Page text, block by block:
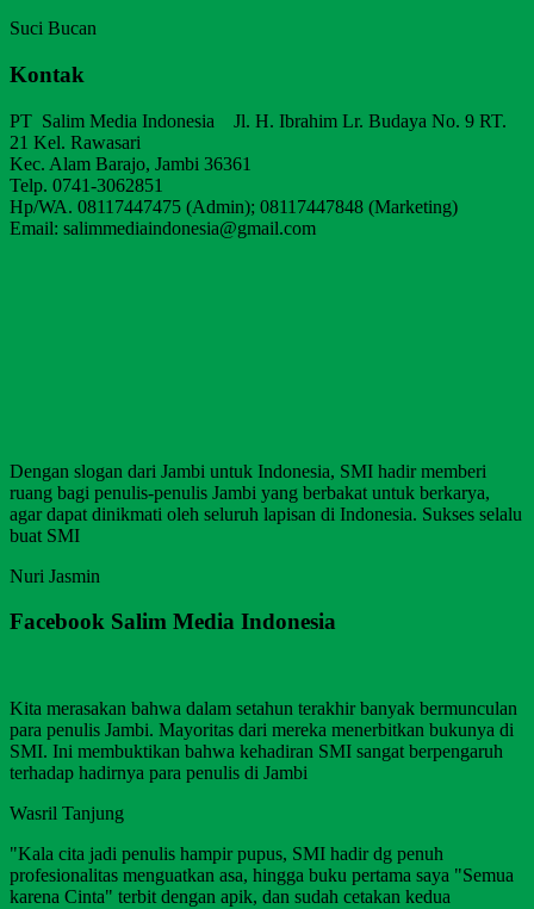
Suci Bucan
Kontak
PT Salim Media Indonesia Jl. H. Ibrahim Lr. Budaya No. 9 RT.
21 Kel. Rawasari
Kec. Alam Barajo, Jambi 36361
Telp. 0741-3062851
Hp/WA. 08117447475 (Admin); 08117447848 (Marketing)
Email: salimmediaindonesia@gmail.com
Dengan slogan dari Jambi untuk Indonesia, SMI hadir memberi
ruang bagi penulis-penulis Jambi yang berbakat untuk berkarya,
agar dapat dinikmati oleh seluruh lapisan di Indonesia. Sukses selalu
buat SMI
Nuri Jasmin
Facebook Salim Media Indonesia
Kita merasakan bahwa dalam setahun terakhir banyak bermunculan
para penulis Jambi. Mayoritas dari mereka menerbitkan bukunya di
SMI. Ini membuktikan bahwa kehadiran SMI sangat berpengaruh
terhadap hadirnya para penulis di Jambi
Wasril Tanjung
"Kala cita jadi penulis hampir pupus, SMI hadir dg penuh
profesionalitas menguatkan asa, hingga buku pertama saya "Semua
karena Cinta" terbit dengan apik, dan sudah cetakan kedua